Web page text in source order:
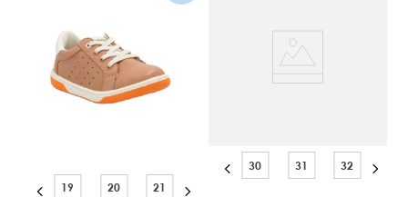
19 20 21
30 31 32